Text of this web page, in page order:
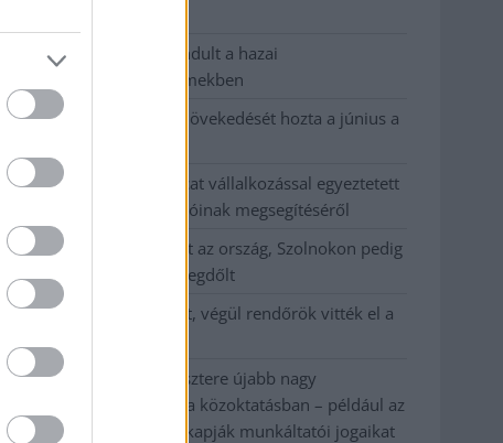
Országos ellenőrzés indult a hazai
akkumulátoripari üzemekben
Az idei év leglassabb növekedését hozta a június a
Györfi Mihály több tucat vállalkozással egyeztetett
a kerékpárgyár dolgozóinak megsegítéséről
41 fok fölé forrósodott az ország, Szolnokon pedig
egy másik rekord is megdőlt
Egy telefonhívást akart, végül rendőrök vitték el a
A Tisza kormány minisztere újabb nagy
változásokról döntött a közoktatásban – például az
iskolaigazgatók visszakapják munkáltatói jogaikat